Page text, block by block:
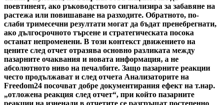
поевтинеят, ако ръководството сигнализира за забавяне на
растежа или повишаване на разходите. Обратното, по-
слаби тримесечни резултати могат да бъдат пренебрегнати,
ако дългосрочното търсене и стратегическата посока
останат непроменени. В този контекст движението на
цените след отчет отразява основно разликата между
пазарните очаквания и новата информация, а не
абсолютното ниво на печалбите. Защо пазарните реакции
често продължават и след отчета Анализаторите на
Freedom24 посочват добре документирания ефект на т.нар.
„отложена реакция след отчет“, при който пазарните
реакции на изненади в отчетите се разгръщат постепенно